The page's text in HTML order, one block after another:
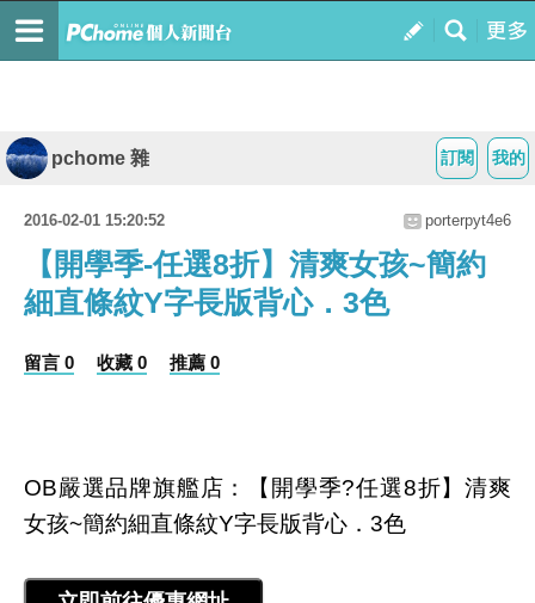
我的
訂閱
pchome 雜
2016-02-01 15:20:52 porterpyt4e6
【開學季-任選8折】清爽女孩~簡約
細直條紋Y字長版背心．3色
留言 0 收藏 0 推薦 0
OB嚴選品牌旗艦店：【開學季?任選8折】清爽
女孩~簡約細直條紋Y字長版背心．3色